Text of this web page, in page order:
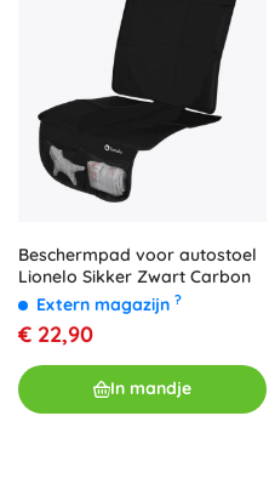
Beschermpad voor autostoel
Lionelo Sikker Zwart Carbon
Extern magazijn ?
€ 22,90
In mandje